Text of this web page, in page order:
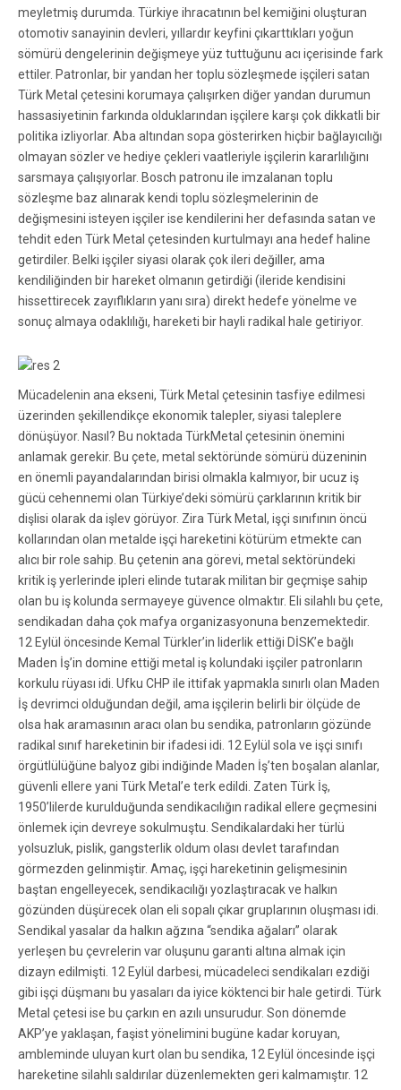
meyletmiş durumda. Türkiye ihracatının bel kemiğini oluşturan
otomotiv sanayinin devleri, yıllardır keyfini çıkarttıkları yoğun
sömürü dengelerinin değişmeye yüz tuttuğunu acı içerisinde fark
ettiler. Patronlar, bir yandan her toplu sözleşmede işçileri satan
Türk Metal çetesini korumaya çalışırken diğer yandan durumun
hassasiyetinin farkında olduklarından işçilere karşı çok dikkatli bir
politika izliyorlar. Aba altından sopa gösterirken hiçbir bağlayıcılığı
olmayan sözler ve hediye çekleri vaatleriyle işçilerin kararlılığını
sarsmaya çalışıyorlar. Bosch patronu ile imzalanan toplu
sözleşme baz alınarak kendi toplu sözleşmelerinin de
değişmesini isteyen işçiler ise kendilerini her defasında satan ve
tehdit eden Türk Metal çetesinden kurtulmayı ana hedef haline
getirdiler. Belki işçiler siyasi olarak çok ileri değiller, ama
kendiliğinden bir hareket olmanın getirdiği (ileride kendisini
hissettirecek zayıflıkların yanı sıra) direkt hedefe yönelme ve
sonuç almaya odaklılığı, hareketi bir hayli radikal hale getiriyor.
Mücadelenin ana ekseni, Türk Metal çetesinin tasfiye edilmesi
üzerinden şekillendikçe ekonomik talepler, siyasi taleplere
dönüşüyor. Nasıl? Bu noktada TürkMetal çetesinin önemini
anlamak gerekir. Bu çete, metal sektöründe sömürü düzeninin
en önemli payandalarından birisi olmakla kalmıyor, bir ucuz iş
gücü cehennemi olan Türkiye’deki sömürü çarklarının kritik bir
dişlisi olarak da işlev görüyor. Zira Türk Metal, işçi sınıfının öncü
kollarından olan metalde işçi hareketini kötürüm etmekte can
alıcı bir role sahip. Bu çetenin ana görevi, metal sektöründeki
kritik iş yerlerinde ipleri elinde tutarak militan bir geçmişe sahip
olan bu iş kolunda sermayeye güvence olmaktır. Eli silahlı bu çete,
sendikadan daha çok mafya organizasyonuna benzemektedir.
12 Eylül öncesinde Kemal Türkler’in liderlik ettiği DİSK’e bağlı
Maden İş’in domine ettiği metal iş kolundaki işçiler patronların
korkulu rüyası idi. Ufku CHP ile ittifak yapmakla sınırlı olan Maden
İş devrimci olduğundan değil, ama işçilerin belirli bir ölçüde de
olsa hak aramasının aracı olan bu sendika, patronların gözünde
radikal sınıf hareketinin bir ifadesi idi. 12 Eylül sola ve işçi sınıfı
örgütlülüğüne balyoz gibi indiğinde Maden İş’ten boşalan alanlar,
güvenli ellere yani Türk Metal’e terk edildi. Zaten Türk İş,
1950’lilerde kurulduğunda sendikacılığın radikal ellere geçmesini
önlemek için devreye sokulmuştu. Sendikalardaki her türlü
yolsuzluk, pislik, gangsterlik oldum olası devlet tarafından
görmezden gelinmiştir. Amaç, işçi hareketinin gelişmesinin
baştan engelleyecek, sendikacılığı yozlaştıracak ve halkın
gözünden düşürecek olan eli sopalı çıkar gruplarının oluşması idi.
Sendikal yasalar da halkın ağzına “sendika ağaları” olarak
yerleşen bu çevrelerin var oluşunu garanti altına almak için
dizayn edilmişti. 12 Eylül darbesi, mücadeleci sendikaları ezdiği
gibi işçi düşmanı bu yasaları da iyice köktenci bir hale getirdi. Türk
Metal çetesi ise bu çarkın en azılı unsurudur. Son dönemde
AKP’ye yaklaşan, faşist yönelimini bugüne kadar koruyan,
ambleminde uluyan kurt olan bu sendika, 12 Eylül öncesinde işçi
hareketine silahlı saldırılar düzenlemekten geri kalmamıştır. 12